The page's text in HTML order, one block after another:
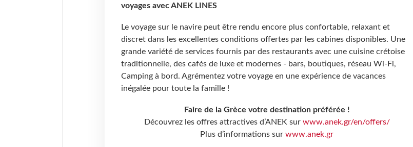
voyages avec ANEK LINES
Le voyage sur le navire peut être rendu encore plus confortable, relaxant et
discret dans les excellentes conditions offertes par les cabines disponibles. Une
grande variété de services fournis par des restaurants avec une cuisine crétoise
traditionnelle, des cafés de luxe et modernes - bars, boutiques, réseau Wi-Fi,
Camping à bord. Agrémentez votre voyage en une expérience de vacances
inégalée pour toute la famille !
Faire de la Grèce votre destination préférée !
Découvrez les offres attractives d’ANEK sur www.anek.gr/en/offers/
Plus d’informations sur www.anek.gr